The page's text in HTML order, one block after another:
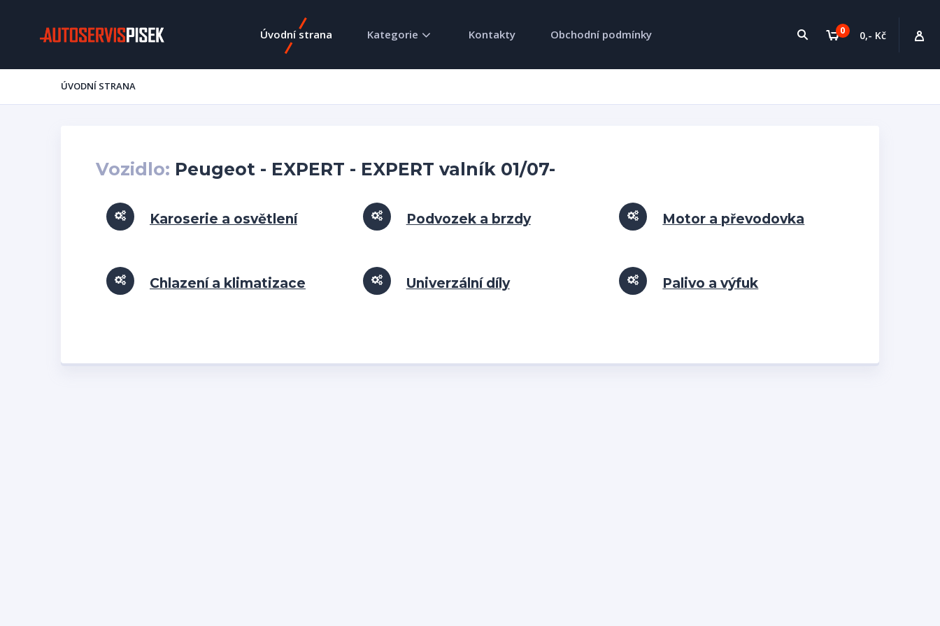
0 0,- Kč
Úvodní strana Kategorie Kontakty Obchodní podmínky
ÚVODNÍ STRANA
Vozidlo: Peugeot - EXPERT - EXPERT valník 01/07-
Karoserie a osvětlení Podvozek a brzdy Motor a převodovka
Chlazení a klimatizace Univerzální díly Palivo a výfuk